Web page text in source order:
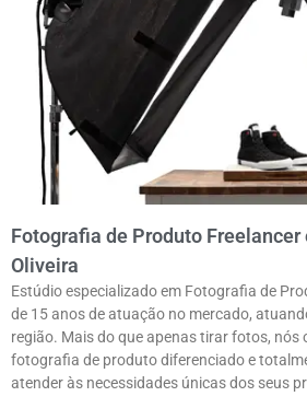
Fotografia de Produto Freelancer
Oliveira
Estúdio especializado em Fotografia de
de 15 anos de atuação no mercado,
região. Mais do que apenas tirar fotos, nós
fotografia de produto diferenciado e
atender às necessidades únicas dos seus